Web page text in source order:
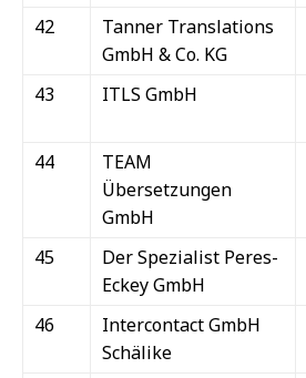
42
Tanner Translations
GmbH & Co. KG
43 ITLS GmbH
44
TEAM
Übersetzungen
GmbH
45
Der Spezialist Peres-
Eckey GmbH
46
Intercontact GmbH
Schälike